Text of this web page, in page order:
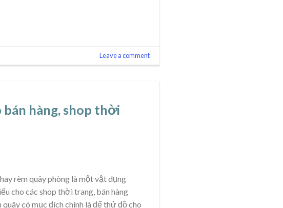
Leave a comment
hàng, shop thời
rèm quây phòng là một vật dụng
cho các shop thời trang, bán hàng
quây có mục đích chính là để thử đồ cho